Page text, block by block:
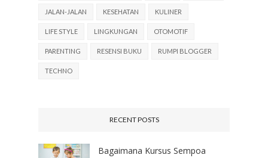
JALAN-JALAN KESEHATAN KULINER
LIFE STYLE LINGKUNGAN OTOMOTIF
PARENTING RESENSI BUKU RUMPI BLOGGER
TECHNO
RECENT POSTS
Bagaimana Kursus Sempoa